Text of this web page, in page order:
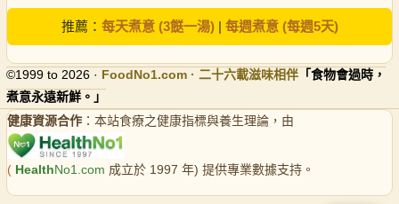
推薦： 每天煮意 (3餸一湯)| 每週煮意 (每週5天)
©1999 to 2026 · FoodNo1.com · 二十六載滋味相伴 「食物會過時，
煮意永遠新鮮。」
健康資源合作 ：本站食療之健康指標與養生理論，由
( HealthNo1.com 成立於 1997 年) 提供專業數據支持。